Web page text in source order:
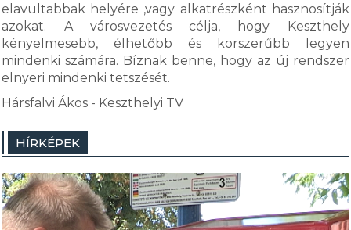
elavultabbak helyére ,vagy alkatrészként hasznosítják
azokat. A városvezetés célja, hogy Keszthely
kényelmesebb, élhetőbb és korszerűbb legyen
mindenki számára. Bíznak benne, hogy az új rendszer
elnyeri mindenki tetszését.
Hársfalvi Ákos - Keszthelyi TV
HÍRKÉPEK